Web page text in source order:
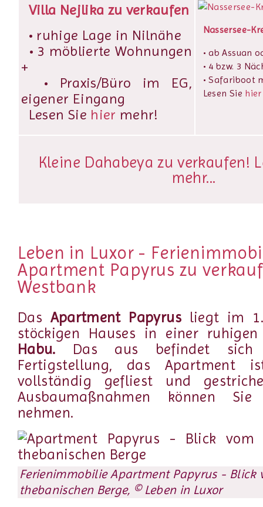
Villa Nejlika zu verkaufen
• ruhige Lage in Nilnähe
• 3 möblierte Wohnungen
+
• Praxis/Büro im EG,
eigener Eingang
Lesen Sie hier mehr!
Nassersee-
• ab Assuan
• 4 bzw. 3
• Safariboot
Lesen Sie hier
Kleine Dahabeya zu verkaufen!
mehr...
Leben in Luxor -
Apartment Papyrus zu
Westbank
Das Apartment Papyrus liegt im
stöckigen Hauses in einer
Habu. Das aus befindet
Fertigstellung, das Apartment
vollständig gefliest und
Ausbaumaßnahmen können
nehmen.
Ferienimmobilie Apartment Papyrus - Blick
thebanischen Berge, © Leben in Luxor